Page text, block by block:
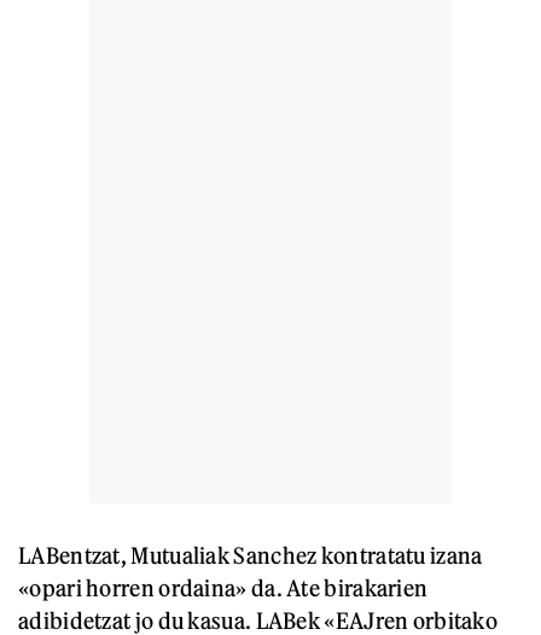
LABentzat, Mutualiak Sanchez kontratatu izana
«opari horren ordaina» da. Ate birakarien
adibidetzat jo du kasua. LABek «EAJren orbitako